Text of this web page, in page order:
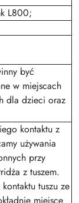
L800;
być
w miejscach
dla dzieci oraz
kontaktu z
używania
przy
z tuszem.
tuszu ze